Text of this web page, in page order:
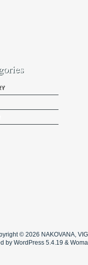
© 2026 NAKOVANA,
by WordPress 5.4.19 &